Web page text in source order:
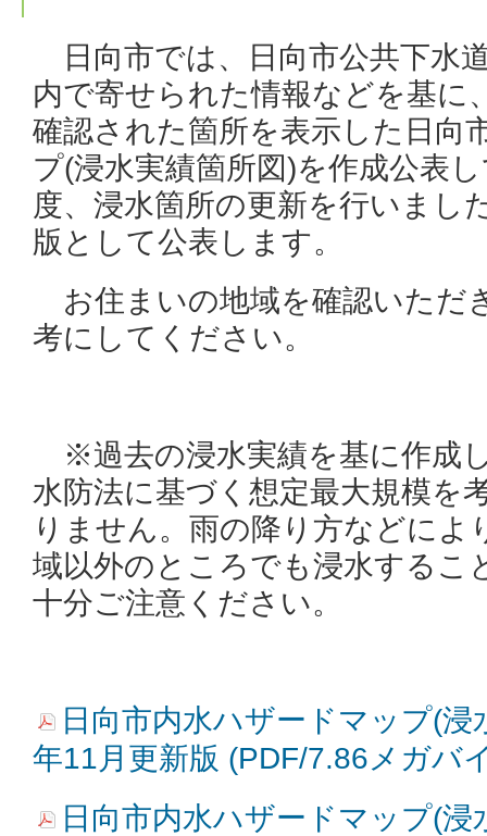
日向市では、日向市公共下水
内で寄せられた情報などを基に
確認された箇所を表示した日向
プ(浸水実績箇所図)を作成公表
度、浸水箇所の更新を行いまし
版として公表します。
お住まいの地域を確認いただ
考にしてください。
※過去の浸水実績を基に作成
水防法に基づく想定最大規模を
りません。雨の降り方などによ
域以外のところでも浸水するこ
十分ご注意ください。
日向市内水ハザードマップ(浸
年11月更新版 (PDF/7.86メガバ
日向市内水ハザードマップ(浸